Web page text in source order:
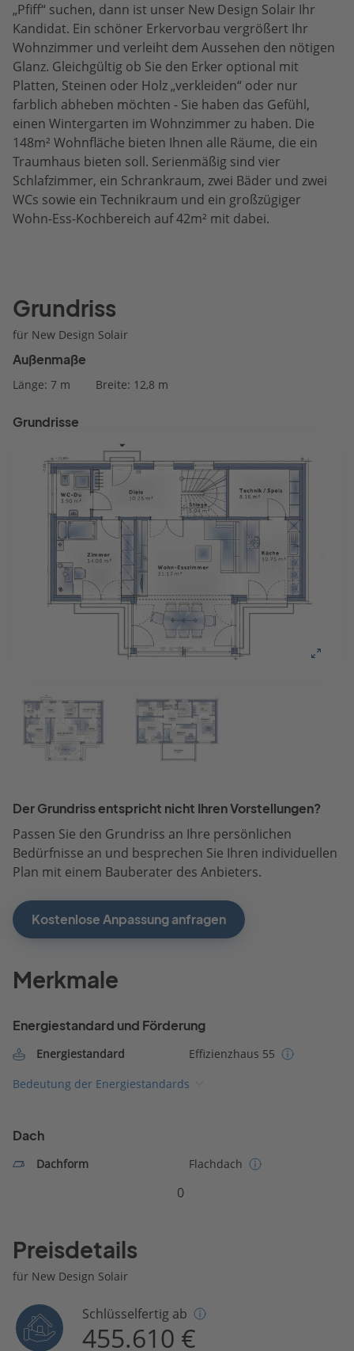
„Pfiff“ suchen, dann ist unser New Design Solair Ihr
Kandidat. Ein schöner Erkervorbau vergrößert Ihr
Wohnzimmer und verleiht dem Aussehen den nötigen
Glanz. Gleichgültig ob Sie den Erker optional mit
Platten, Steinen oder Holz „verkleiden“ oder nur
farblich abheben möchten - Sie haben das Gefühl,
einen Wintergarten im Wohnzimmer zu haben. Die
148m² Wohnfläche bieten Ihnen alle Räume, die ein
Traumhaus bieten soll. Serienmäßig sind vier
Schlafzimmer, ein Schrankraum, zwei Bäder und zwei
WCs sowie ein Technikraum und ein großzügiger
Wohn-Ess-Kochbereich auf 42m² mit dabei.
Grundriss
für New Design Solair
Außenmaße
Länge: 7 m Breite: 12,8 m
Grundrisse
Der Grundriss entspricht nicht Ihren Vorstellungen?
Passen Sie den Grundriss an Ihre persönlichen
Bedürfnisse an und besprechen Sie Ihren individuellen
Plan mit einem Bauberater des Anbieters.
Kostenlose Anpassung anfragen
Merkmale
Energiestandard und Förderung
Energiestandard
Effizienzhaus 55
Bedeutung der Energiestandards
Dach
Dachform Flachdach
0
Preisdetails
für New Design Solair
Schlüsselfertig ab
455.610 €